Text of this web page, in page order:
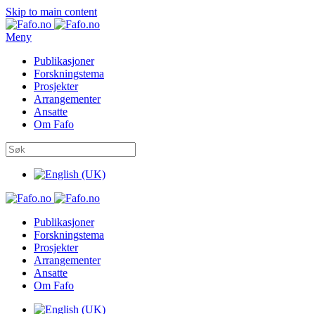
Skip to main content
Meny
Publikasjoner
Forskningstema
Prosjekter
Arrangementer
Ansatte
Om Fafo
Publikasjoner
Forskningstema
Prosjekter
Arrangementer
Ansatte
Om Fafo